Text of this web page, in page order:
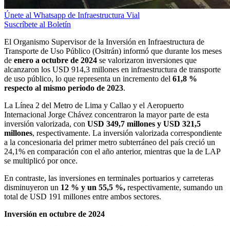
Únete al Whatsapp de Infraestructura Vial
Suscríbete al Boletín
El Organismo Supervisor de la Inversión en Infraestructura de
Transporte de Uso Público (Ositrán) informó que durante los meses
de enero a octubre de 2024 se valorizaron inversiones que
alcanzaron los USD 914,3 millones en infraestructura de transporte
de uso público, lo que representa un incremento del 61,8 %
respecto al mismo periodo de 2023.
La Línea 2 del Metro de Lima y Callao y el Aeropuerto
Internacional Jorge Chávez concentraron la mayor parte de esta
inversión valorizada, con USD 349,7 millones y USD 321,5
millones, respectivamente. La inversión valorizada correspondiente
a la concesionaria del primer metro subterráneo del país creció un
24,1% en comparación con el año anterior, mientras que la de LAP
se multiplicó por once.
En contraste, las inversiones en terminales portuarios y carreteras
disminuyeron un 12 % y un 55,5 %, respectivamente, sumando un
total de USD 191 millones entre ambos sectores.
Inversión en octubre de 2024